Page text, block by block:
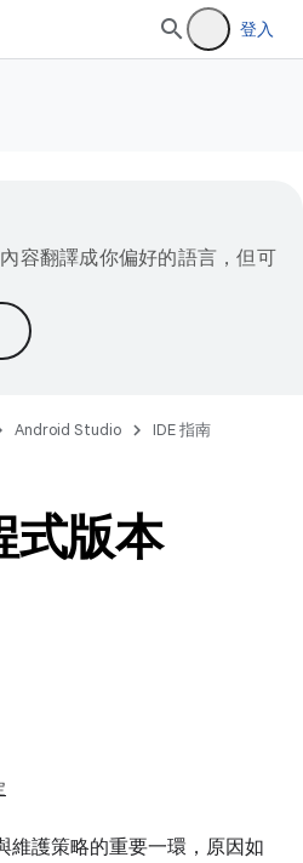
登入
容翻譯成你偏好的語言，但可
Android Studio IDE 指南
式版本
維護策略的重要一環，原因如